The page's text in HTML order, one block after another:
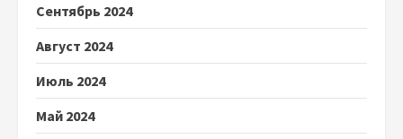
Сентябрь 2024
Август 2024
Июль 2024
Май 2024